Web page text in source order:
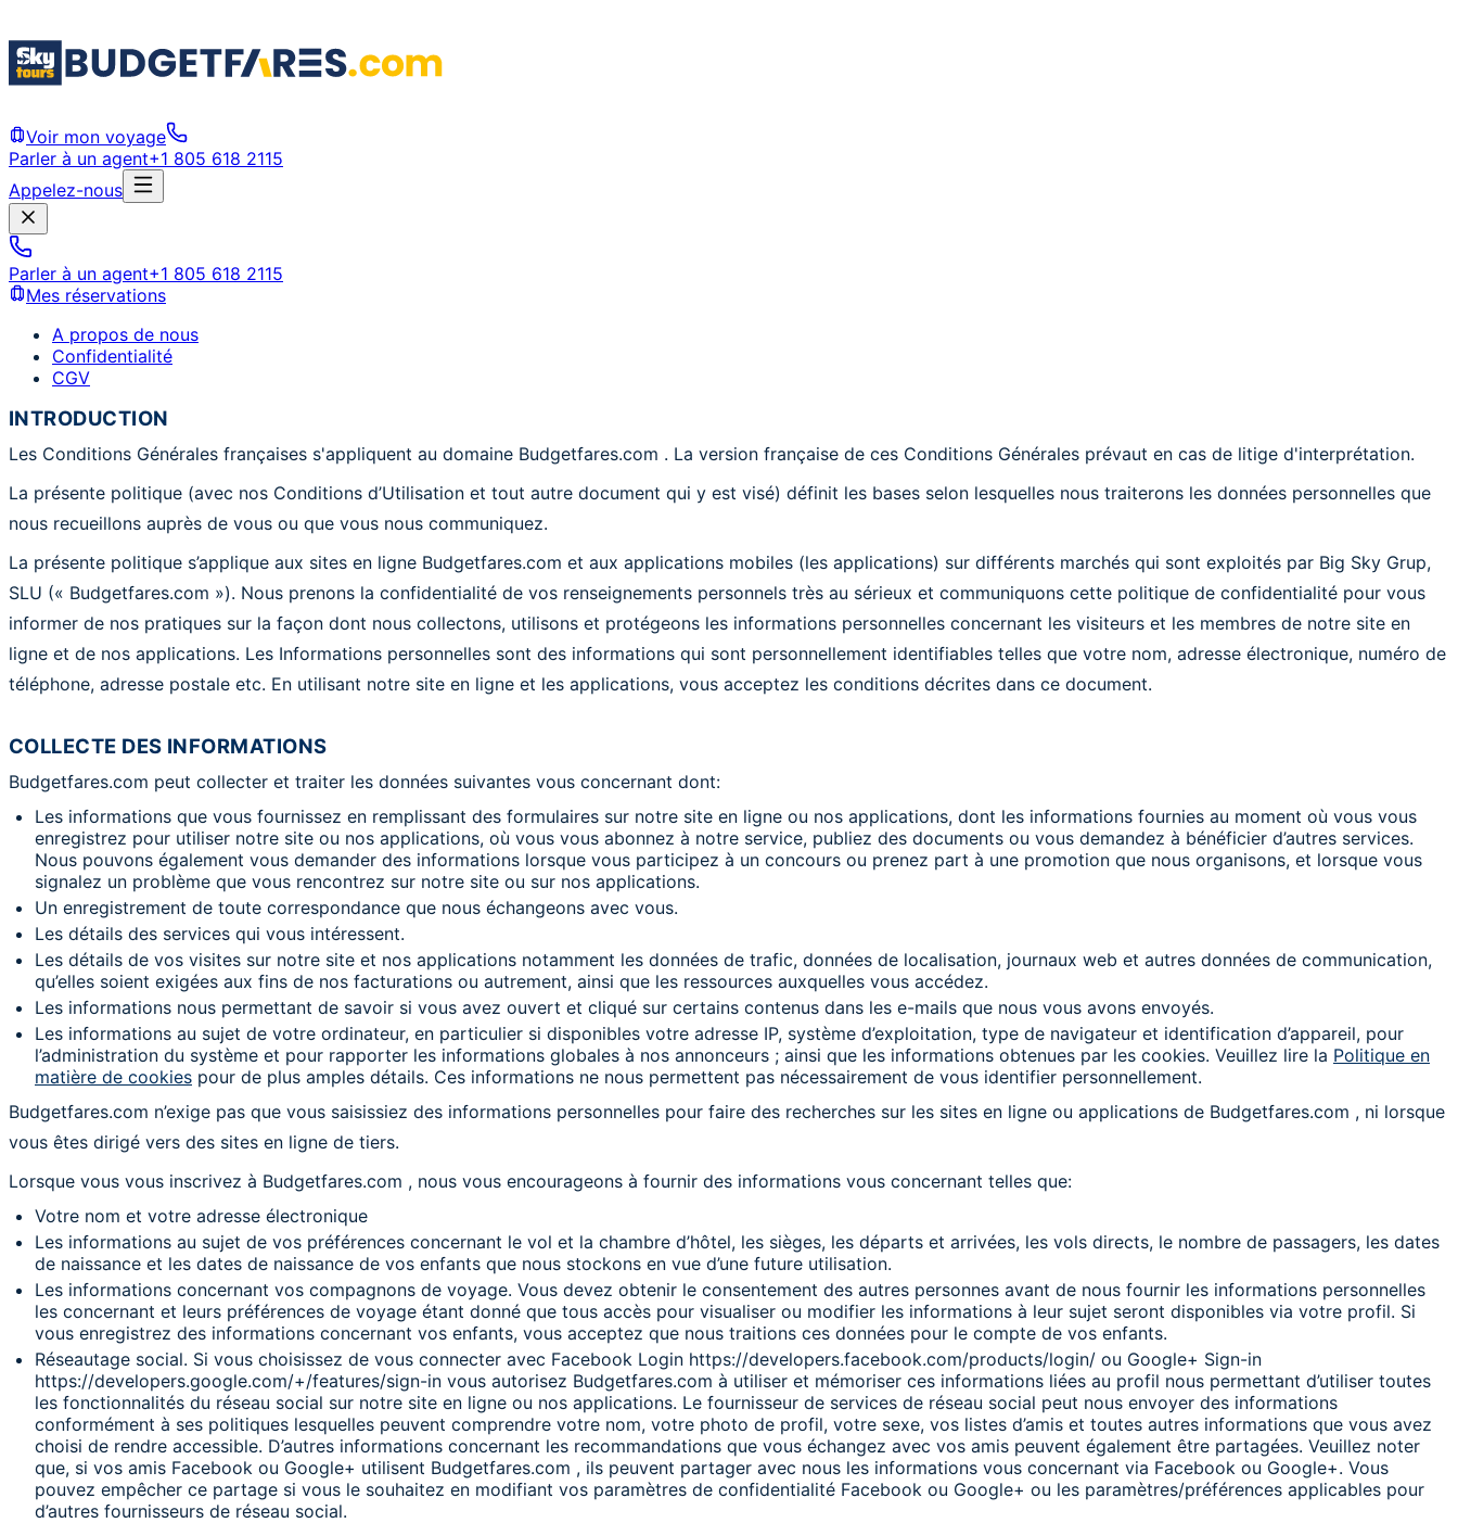
Voir mon voyage
Parler à un agent+1 805 618 2115
Appelez-nous
Parler à un agent+1 805 618 2115
Mes réservations
A propos de nous
Confidentialité
CGV
INTRODUCTION
Les Conditions Générales françaises s'appliquent au domaine Budgetfares.com . La version française de ces Conditions Générales prévaut en cas de litige d'interprétation.
La présente politique (avec nos Conditions d’Utilisation et tout autre document qui y est visé) définit les bases selon lesquelles nous traiterons les données personnelles que
nous recueillons auprès de vous ou que vous nous communiquez.
La présente politique s’applique aux sites en ligne Budgetfares.com et aux applications mobiles (les applications) sur différents marchés qui sont exploités par Big Sky Grup,
SLU (« Budgetfares.com »). Nous prenons la confidentialité de vos renseignements personnels très au sérieux et communiquons cette politique de confidentialité pour vous
informer de nos pratiques sur la façon dont nous collectons, utilisons et protégeons les informations personnelles concernant les visiteurs et les membres de notre site en
ligne et de nos applications. Les Informations personnelles sont des informations qui sont personnellement identifiables telles que votre nom, adresse électronique, numéro de
téléphone, adresse postale etc. En utilisant notre site en ligne et les applications, vous acceptez les conditions décrites dans ce document.
COLLECTE DES INFORMATIONS
Budgetfares.com peut collecter et traiter les données suivantes vous concernant dont:
Les informations que vous fournissez en remplissant des formulaires sur notre site en ligne ou nos applications, dont les informations fournies au moment où vous vous
enregistrez pour utiliser notre site ou nos applications, où vous vous abonnez à notre service, publiez des documents ou vous demandez à bénéficier d’autres services.
Nous pouvons également vous demander des informations lorsque vous participez à un concours ou prenez part à une promotion que nous organisons, et lorsque vous
signalez un problème que vous rencontrez sur notre site ou sur nos applications.
Un enregistrement de toute correspondance que nous échangeons avec vous.
Les détails des services qui vous intéressent.
Les détails de vos visites sur notre site et nos applications notamment les données de trafic, données de localisation, journaux web et autres données de communication,
qu’elles soient exigées aux fins de nos facturations ou autrement, ainsi que les ressources auxquelles vous accédez.
Les informations nous permettant de savoir si vous avez ouvert et cliqué sur certains contenus dans les e-mails que nous vous avons envoyés.
Les informations au sujet de votre ordinateur, en particulier si disponibles votre adresse IP, système d’exploitation, type de navigateur et identification d’appareil, pour
l’administration du système et pour rapporter les informations globales à nos annonceurs ; ainsi que les informations obtenues par les cookies. Veuillez lire la Politique en
matière de cookies pour de plus amples détails. Ces informations ne nous permettent pas nécessairement de vous identifier personnellement.
Budgetfares.com n’exige pas que vous saisissiez des informations personnelles pour faire des recherches sur les sites en ligne ou applications de Budgetfares.com , ni lorsque
vous êtes dirigé vers des sites en ligne de tiers.
Lorsque vous vous inscrivez à Budgetfares.com , nous vous encourageons à fournir des informations vous concernant telles que:
Votre nom et votre adresse électronique
Les informations au sujet de vos préférences concernant le vol et la chambre d’hôtel, les sièges, les départs et arrivées, les vols directs, le nombre de passagers, les dates
de naissance et les dates de naissance de vos enfants que nous stockons en vue d’une future utilisation.
Les informations concernant vos compagnons de voyage. Vous devez obtenir le consentement des autres personnes avant de nous fournir les informations personnelles
les concernant et leurs préférences de voyage étant donné que tous accès pour visualiser ou modifier les informations à leur sujet seront disponibles via votre profil. Si
vous enregistrez des informations concernant vos enfants, vous acceptez que nous traitions ces données pour le compte de vos enfants.
Réseautage social. Si vous choisissez de vous connecter avec Facebook Login https://developers.facebook.com/products/login/ ou Google+ Sign-in
https://developers.google.com/+/features/sign-in vous autorisez Budgetfares.com à utiliser et mémoriser ces informations liées au profil nous permettant d’utiliser toutes
les fonctionnalités du réseau social sur notre site en ligne ou nos applications. Le fournisseur de services de réseau social peut nous envoyer des informations
conformément à ses politiques lesquelles peuvent comprendre votre nom, votre photo de profil, votre sexe, vos listes d’amis et toutes autres informations que vous avez
choisi de rendre accessible. D’autres informations concernant les recommandations que vous échangez avec vos amis peuvent également être partagées. Veuillez noter
que, si vos amis Facebook ou Google+ utilisent Budgetfares.com , ils peuvent partager avec nous les informations vous concernant via Facebook ou Google+. Vous
pouvez empêcher ce partage si vous le souhaitez en modifiant vos paramètres de confidentialité Facebook ou Google+ ou les paramètres/préférences applicables pour
d’autres fournisseurs de réseau social.